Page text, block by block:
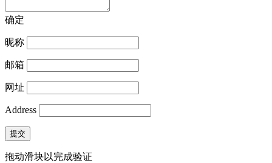
确定
昵称
邮箱
网址
Address
提交
拖动滑块以完成验证